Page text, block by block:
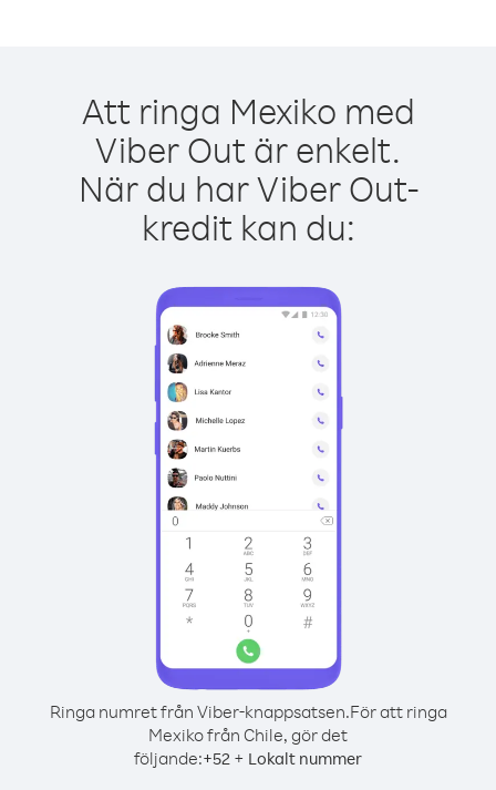
Att ringa Mexiko med
Viber Out är enkelt.
När du har Viber Out-
kredit kan du:
Ringa numret från Viber-knappsatsen.För att ringa
Mexiko från Chile, gör det
följande:+52 + Lokalt nummer